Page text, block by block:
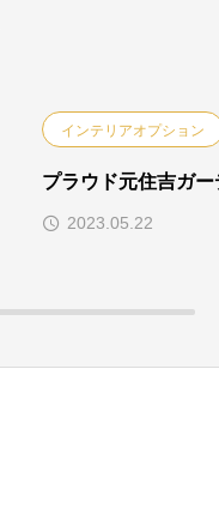
インテリアオプション
プラウド元住吉ガー
2023.05.22